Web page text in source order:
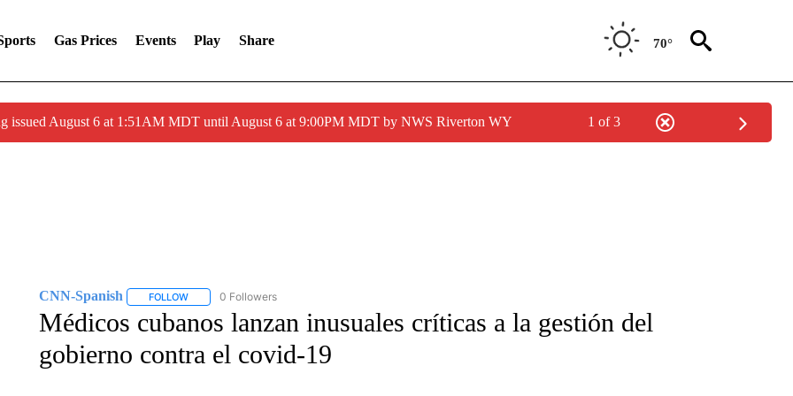
Gas Prices Events Play Share 70°
issued August 6 at 1:51AM MDT until August 6 at 9:00PM MDT by NWS Riverton WY 1 of 3
CNN-Spanish FOLLOWFOLLOW "CNN-SPANISH" TO RECEIVE NOTIFICATIONS ABOUT NEW PAGES ON "CNN-SPANISH".
0 Followers
Médicos cubanos lanzan inusuales críticas a la gestión del
gobierno contra el covid-19